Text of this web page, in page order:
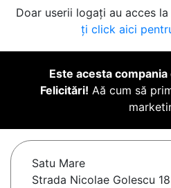
Doar userii logați au acces
ți click aici
Este acesta
Felicitări! Aă cum să
Satu Mare
Strada Nicolae Golescu 18